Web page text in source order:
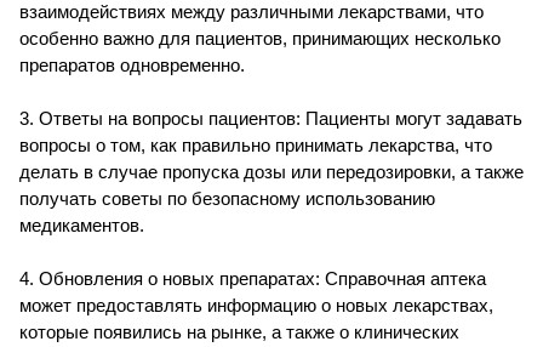
взаимодействиях между различными лекарствами, что
особенно важно для пациентов, принимающих несколько
препаратов одновременно.
3. Ответы на вопросы пациентов: Пациенты могут задавать
вопросы о том, как правильно принимать лекарства, что
делать в случае пропуска дозы или передозировки, а также
получать советы по безопасному использованию
медикаментов.
4. Обновления о новых препаратах: Справочная аптека
может предоставлять информацию о новых лекарствах,
которые появились на рынке, а также о клинических